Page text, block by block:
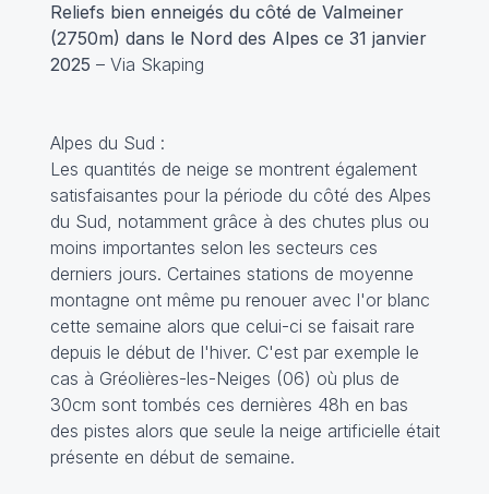
Reliefs bien enneigés du côté de Valmeiner
(2750m) dans le Nord des Alpes ce 31 janvier
2025 – Via Skaping
Alpes du Sud :
Les quantités de neige se montrent également
satisfaisantes pour la période du côté des Alpes
du Sud, notamment grâce à des chutes plus ou
moins importantes selon les secteurs ces
derniers jours. Certaines stations de moyenne
montagne ont même pu renouer avec l'or blanc
cette semaine alors que celui-ci se faisait rare
depuis le début de l'hiver. C'est par exemple le
cas à Gréolières-les-Neiges (06) où plus de
30cm sont tombés ces dernières 48h en bas
des pistes alors que seule la neige artificielle était
présente en début de semaine.